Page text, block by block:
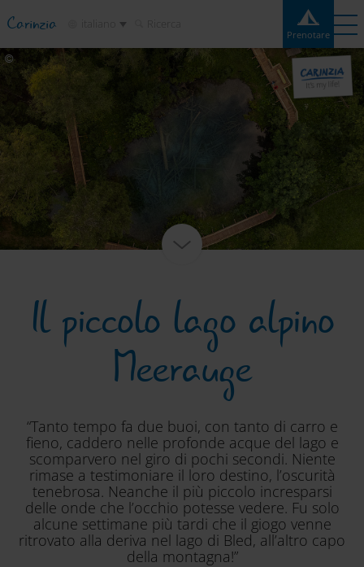
Carinzia Prenotare
Contatto Cartina
Campeggi
Destinazioni
Attrazioni
Servizio
Il piccolo lago alpino
Meerauge
“Tanto tempo fa due buoi, con tanto di carro e
fieno, caddero nelle profonde acque del lago e
scomparvero nel giro di pochi secondi. Niente
rimase a testimoniare il loro destino, l’oscurità
tenebrosa. Neanche il più piccolo incresparsi
delle onde che l’occhio potesse vedere. Fu solo
alcune settimane più tardi che il giogo venne
ritrovato alla deriva nel lago di Bled, all’altro capo
della montagna!”